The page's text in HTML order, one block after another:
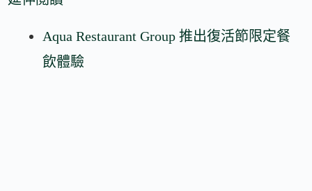
Aqua Restaurant Group 推出復活節限定餐
飲體驗